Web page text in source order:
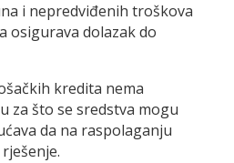
i nepredviđenih troškova
osigurava dolazak do
kredita nema
za što se sredstva mogu
da na raspolaganju